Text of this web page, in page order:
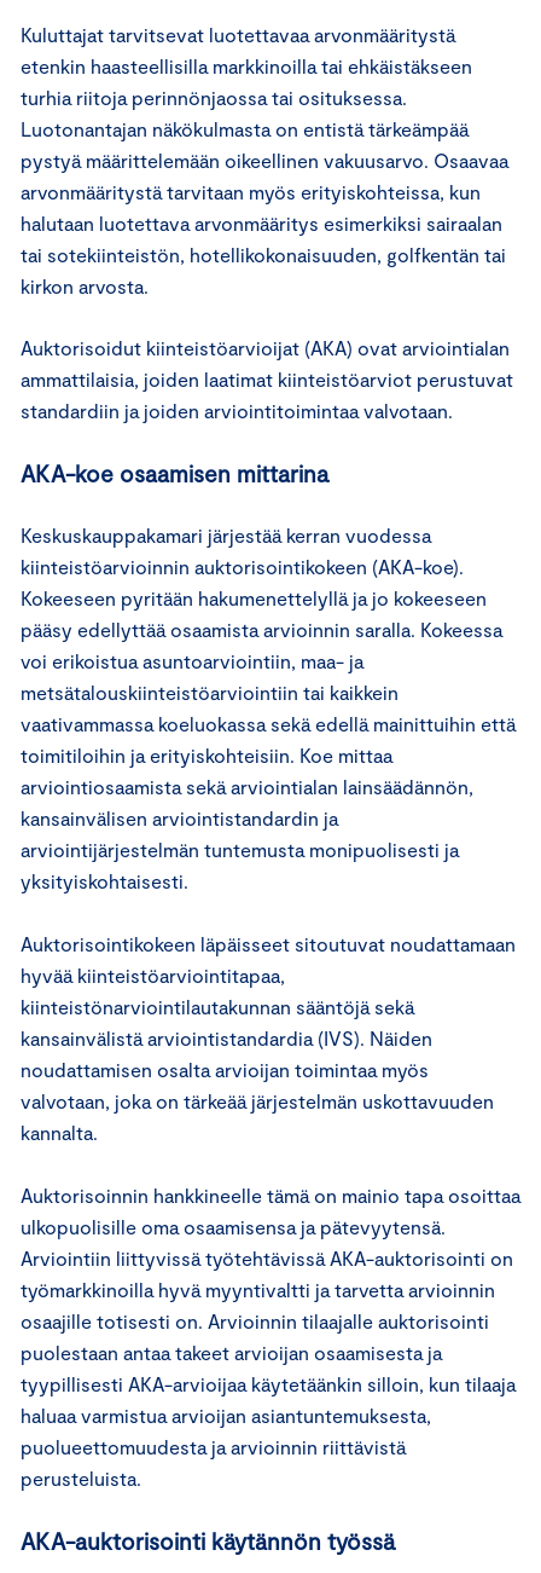
Kuluttajat tarvitsevat luotettavaa arvonmääritystä
etenkin haasteellisilla markkinoilla tai ehkäistäkseen
turhia riitoja perinnönjaossa tai osituksessa.
Luotonantajan näkökulmasta on entistä tärkeämpää
pystyä määrittelemään oikeellinen vakuusarvo. Osaavaa
arvonmääritystä tarvitaan myös erityiskohteissa, kun
halutaan luotettava arvonmääritys esimerkiksi sairaalan
tai sotekiinteistön, hotellikokonaisuuden, golfkentän tai
kirkon arvosta.
Auktorisoidut kiinteistöarvioijat (AKA) ovat arviointialan
ammattilaisia, joiden laatimat kiinteistöarviot perustuvat
standardiin ja joiden arviointitoimintaa valvotaan.
AKA-koe osaamisen mittarina
Keskuskauppakamari järjestää kerran vuodessa
kiinteistöarvioinnin auktorisointikokeen (AKA-koe).
Kokeeseen pyritään hakumenettelyllä ja jo kokeeseen
pääsy edellyttää osaamista arvioinnin saralla. Kokeessa
voi erikoistua asuntoarviointiin, maa- ja
metsätalouskiinteistöarviointiin tai kaikkein
vaativammassa koeluokassa sekä edellä mainittuihin että
toimitiloihin ja erityiskohteisiin. Koe mittaa
arviointiosaamista sekä arviointialan lainsäädännön,
kansainvälisen arviointistandardin ja
arviointijärjestelmän tuntemusta monipuolisesti ja
yksityiskohtaisesti.
Auktorisointikokeen läpäisseet sitoutuvat noudattamaan
hyvää kiinteistöarviointitapaa,
kiinteistönarviointilautakunnan sääntöjä sekä
kansainvälistä arviointistandardia (IVS). Näiden
noudattamisen osalta arvioijan toimintaa myös
valvotaan, joka on tärkeää järjestelmän uskottavuuden
kannalta.
Auktorisoinnin hankkineelle tämä on mainio tapa osoittaa
ulkopuolisille oma osaamisensa ja pätevyytensä.
Arviointiin liittyvissä työtehtävissä AKA-auktorisointi on
työmarkkinoilla hyvä myyntivaltti ja tarvetta arvioinnin
osaajille totisesti on. Arvioinnin tilaajalle auktorisointi
puolestaan antaa takeet arvioijan osaamisesta ja
tyypillisesti AKA-arvioijaa käytetäänkin silloin, kun tilaaja
haluaa varmistua arvioijan asiantuntemuksesta,
puolueettomuudesta ja arvioinnin riittävistä
perusteluista.
AKA-auktorisointi käytännön työssä